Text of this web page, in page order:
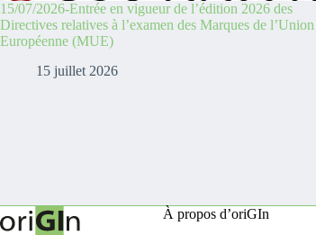
15/07/2026-Entrée en vigueur de l’édition 2026 des
Directives relatives à l’examen des Marques de l’Union
Européenne (MUE)
15 juillet 2026
À propos d’oriGIn